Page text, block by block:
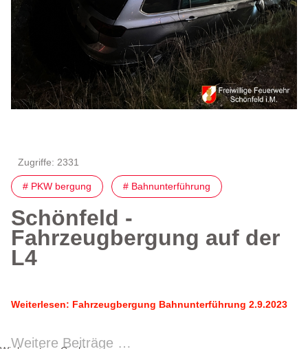
Zugriffe: 2331
# PKW bergung # Bahnunterführung
Schönfeld -
Fahrzeugbergung auf der
L4
Weiterlesen: Fahrzeugbergung Bahnunterführung 2.9.2023
Weitere Beiträge …